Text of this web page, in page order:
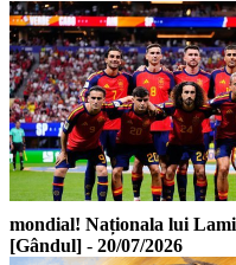
mondial! Naționala lui
[Gândul] - 20/07/2026